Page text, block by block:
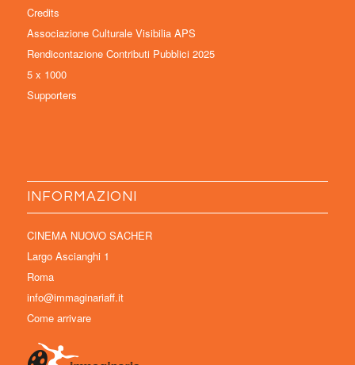
Credits
Associazione Culturale Visibilia APS
Rendicontazione Contributi Pubblici 2025
5 x 1000
Supporters
INFORMAZIONI
CINEMA NUOVO SACHER
Largo Ascianghi 1
Roma
info@immaginariaff.it
Come arrivare